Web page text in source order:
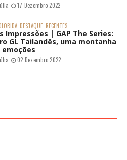
17 Dezembro 2022
DESTAQUE RECENTES
Impressões | GAP The Series:
GL Tailandês, uma montanha
emoções
02 Dezembro 2022